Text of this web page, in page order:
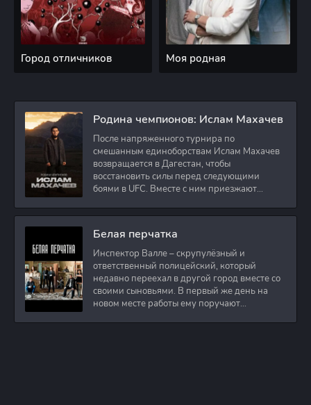
Город отличников Моя родная
Родина чемпионов: Ислам Махачев
После напряженного турнира по
смешанным единоборствам Ислам Махачев
возвращается в Дагестан, чтобы
восстановить силы перед следующими
боями в UFC. Вместе с ним приезжают
Белая перчатка
Инспектор Валле – скрупулёзный и
ответственный полицейский, который
недавно переехал в другой город вместе со
своими сыновьями. В первый же день на
новом месте работы ему поручают